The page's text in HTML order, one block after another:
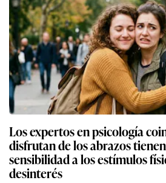
Los expertos en psicología
disfrutan de los abrazos
sensibilidad a los estímulos
desinterés